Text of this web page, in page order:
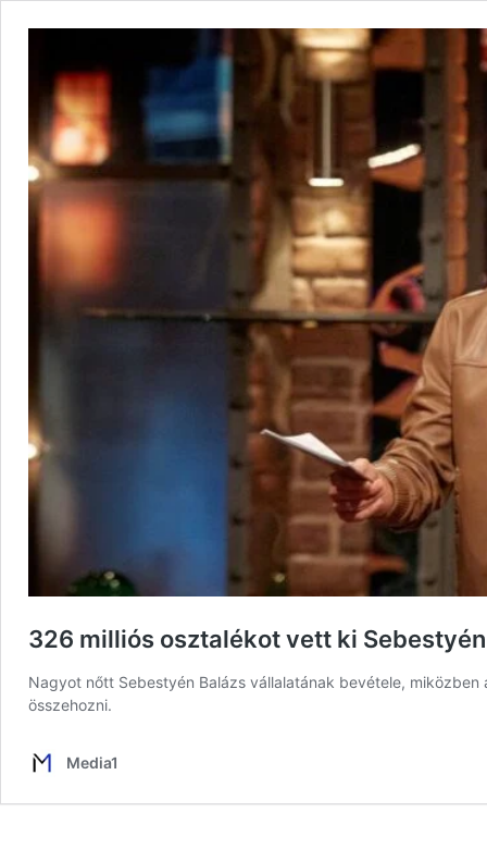
326 milliós osztalékot vett ki
Nagyot nőtt Sebestyén Balázs vállalatának bevétele,
összehozni.
Media1